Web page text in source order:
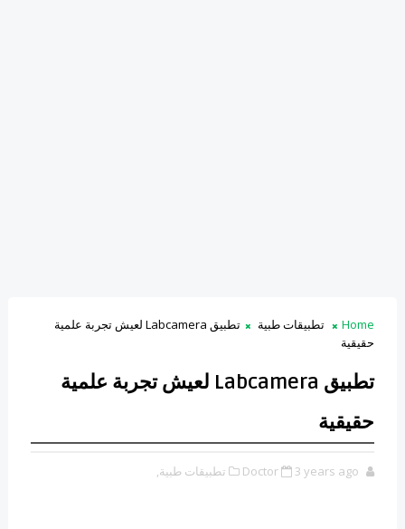
Home تطبيقات طبية
تطبيق Labcamera لعيش تجربة علمية
حقيقية
تطبيق Labcamera لعيش تجربة علمية
حقيقية
Doctor 3 years ago تطبيقات طبية,